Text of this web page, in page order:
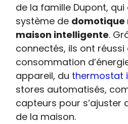
de la famille Dupont,
système de domotique
maison intelligente.
connectés, ils ont réussi
consommation
appareil, du thermostat
stores automatisés,
capteurs pour s’ajuster
de la maison.